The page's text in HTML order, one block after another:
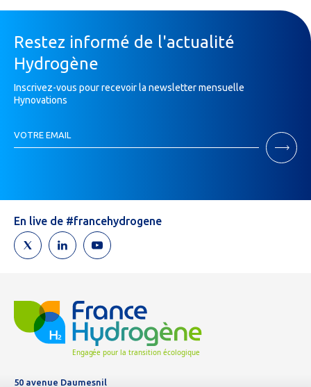
Restez informé de l'actualité
Hydrogène
Inscrivez-vous pour recevoir la newsletter mensuelle
Hynovations
Newsletter
VOTRE EMAIL
Si
un
humain,
ne
remplissez
pas
En live de #francehydrogene
50 avenue Daumesnil